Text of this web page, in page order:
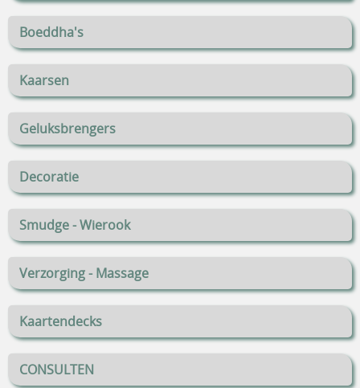
Boeddha's
Kaarsen
Geluksbrengers
Decoratie
Smudge - Wierook
Verzorging - Massage
Kaartendecks
CONSULTEN